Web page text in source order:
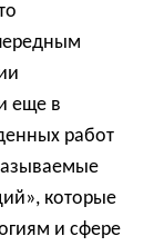
еще в
работ
которые
и сфере